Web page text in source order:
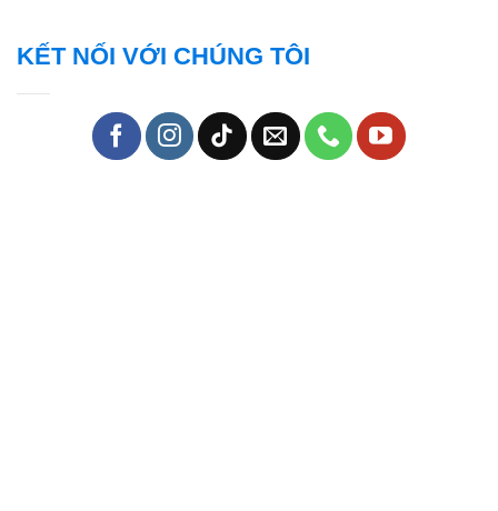
KẾT NỐI VỚI CHÚNG TÔI